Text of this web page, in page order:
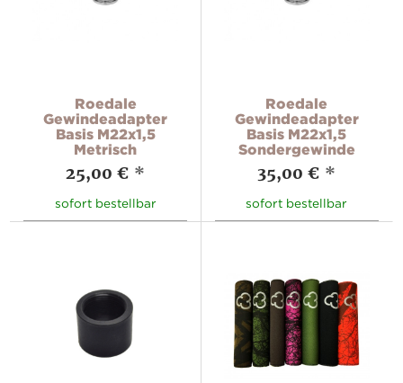
Roedale
Gewindeadapter
Basis M22x1,5
Metrisch
25,00 € *
sofort bestellbar
Roedale
Gewindeadapter
Basis M22x1,5
Sondergewinde
35,00 € *
sofort bestellbar